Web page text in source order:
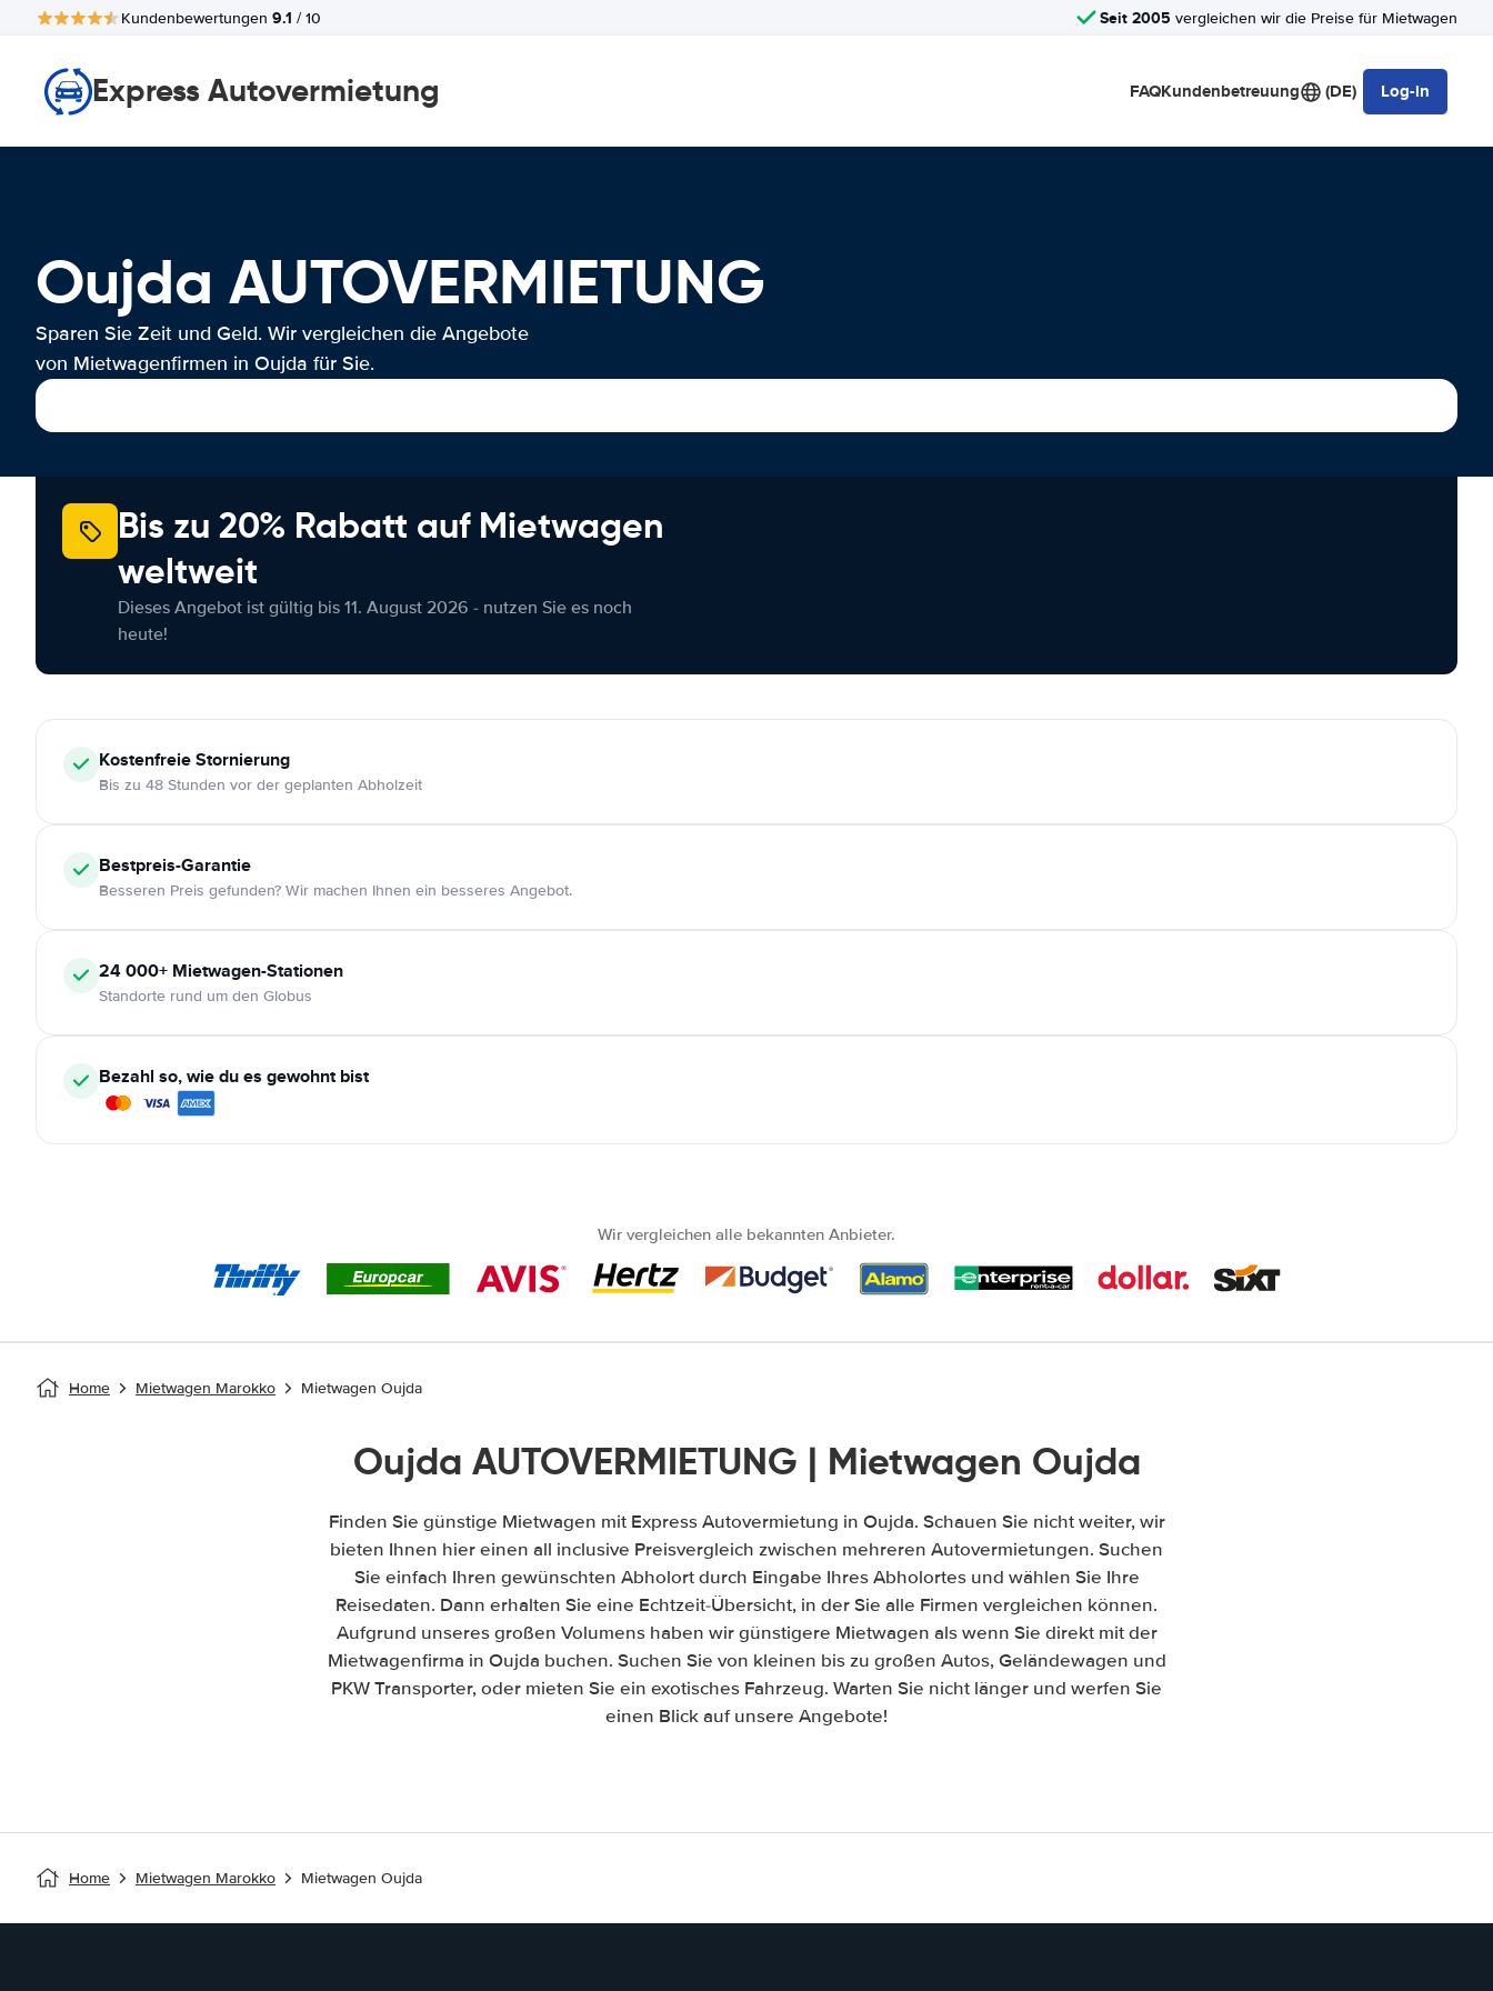
Kundenbewertungen 9.1 / 10 Seit 2005 vergleichen wir die Preise für Mietwagen
Express Autovermietung FAQKundenbetreuung (DE) Log-in
Oujda AUTOVERMIETUNG
Sparen Sie Zeit und Geld. Wir vergleichen die Angebote
von Mietwagenfirmen in Oujda für Sie.
Bis zu 20% Rabatt auf Mietwagen
weltweit
Dieses Angebot ist gültig bis 11. August 2026 - nutzen Sie es noch
heute!
KostenfreieStornierung
Bis zu 48 Stunden vor der geplanten Abholzeit
Bestpreis-Garantie
Besseren Preis gefunden? Wir machen Ihnen ein besseres Angebot.
24 000+ Mietwagen-Stationen
Standorte rund um den Globus
Bezahl so, wie du es gewohnt bist
Wir vergleichen alle bekannten Anbieter.
Home Mietwagen Marokko Mietwagen Oujda
Oujda AUTOVERMIETUNG | Mietwagen Oujda
Finden Sie günstige Mietwagen mit Express Autovermietung in Oujda. Schauen Sie nicht weiter, wir
bieten Ihnen hier einen all inclusive Preisvergleich zwischen mehreren Autovermietungen. Suchen
Sie einfach Ihren gewünschten Abholort durch Eingabe Ihres Abholortes und wählen Sie Ihre
Reisedaten. Dann erhalten Sie eine Echtzeit-Übersicht, in der Sie alle Firmen vergleichen können.
Aufgrund unseres großen Volumens haben wir günstigere Mietwagen als wenn Sie direkt mit der
Mietwagenfirma in Oujda buchen. Suchen Sie von kleinen bis zu großen Autos, Geländewagen und
PKW Transporter, oder mieten Sie ein exotisches Fahrzeug. Warten Sie nicht länger und werfen Sie
einen Blick auf unsere Angebote!
Home Mietwagen Marokko Mietwagen Oujda